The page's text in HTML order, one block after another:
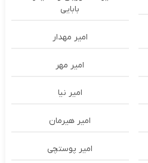
بابایی
امیر مهدار
امیر مهر
امیر نیا
امیر هیرمان
امیر پوستچی